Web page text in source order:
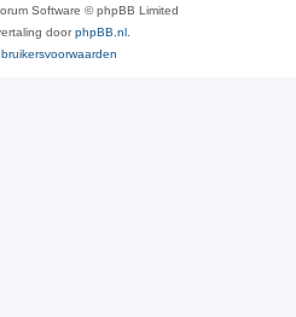
Software © phpBB Limited
doorphpBB.nl